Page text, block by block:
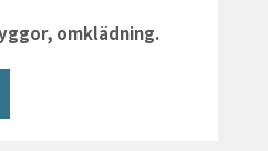
omklädning.